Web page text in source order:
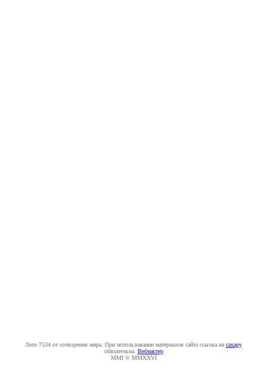
Лето 7534 от сотворения мира. При использовании материалов сайта ссылка на caxapу
обязательна. Вебмастер
MMI © MMXXVI